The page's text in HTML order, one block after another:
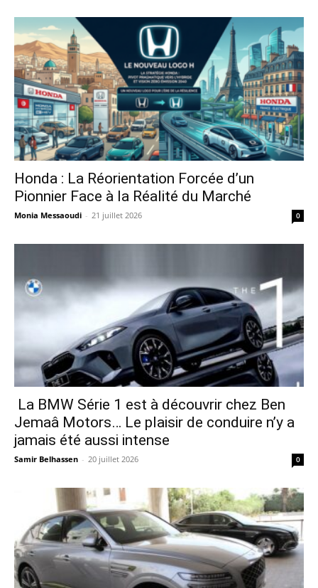
Honda : La Réorientation Forcée d’un
Pionnier Face à la Réalité du Marché
Monia Messaoudi - 21 juillet 2026 0
La BMW Série 1 est à découvrir chez Ben
Jemaâ Motors… Le plaisir de conduire n’y a
jamais été aussi intense
Samir Belhassen - 20 juillet 2026 0